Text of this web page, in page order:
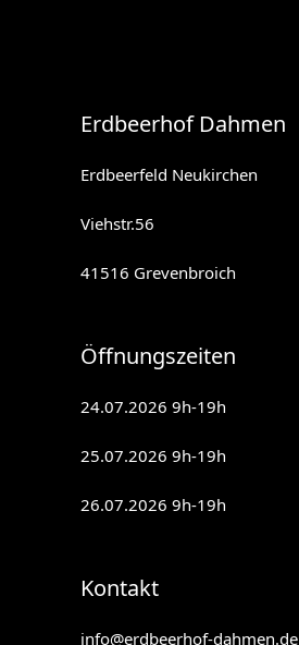
Erdbeerhof Dahmen
Erdbeerfeld Neukirchen
Viehstr.56
41516 Grevenbroich
Öffnungszeiten
24.07.2026 9h-19h
25.07.2026 9h-19h
26.07.2026 9h-19h
Kontakt
info@erdbeerhof-dahmen.de